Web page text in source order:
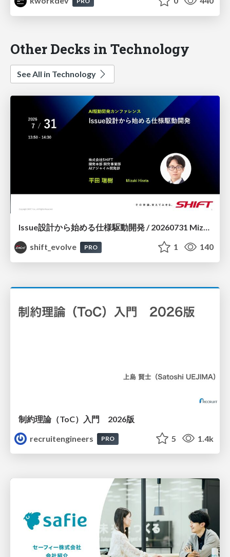
Other Decks in Technology
See All in Technology
Issue設計から始める仕様駆動開発 / 20260731 Mizuki Hirata
shift_evolve
PRO 1 140
制約理論（ToC）入門 2026版
recruitengineers
PRO 5 1.4k